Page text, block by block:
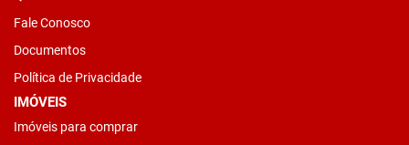
Fale Conosco
Documentos
Política de Privacidade
IMÓVEIS
Imóveis para comprar